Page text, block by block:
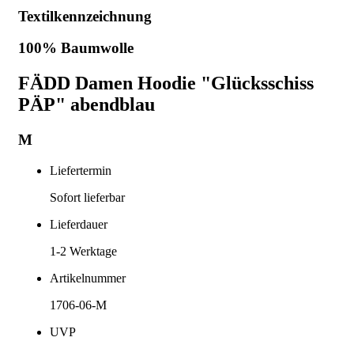
Textilkennzeichnung
100% Baumwolle
FÄDD Damen Hoodie "Glücksschiss
PÄP" abendblau
M
Liefertermin
Sofort lieferbar
Lieferdauer
1-2 Werktage
Artikelnummer
1706-06-M
UVP